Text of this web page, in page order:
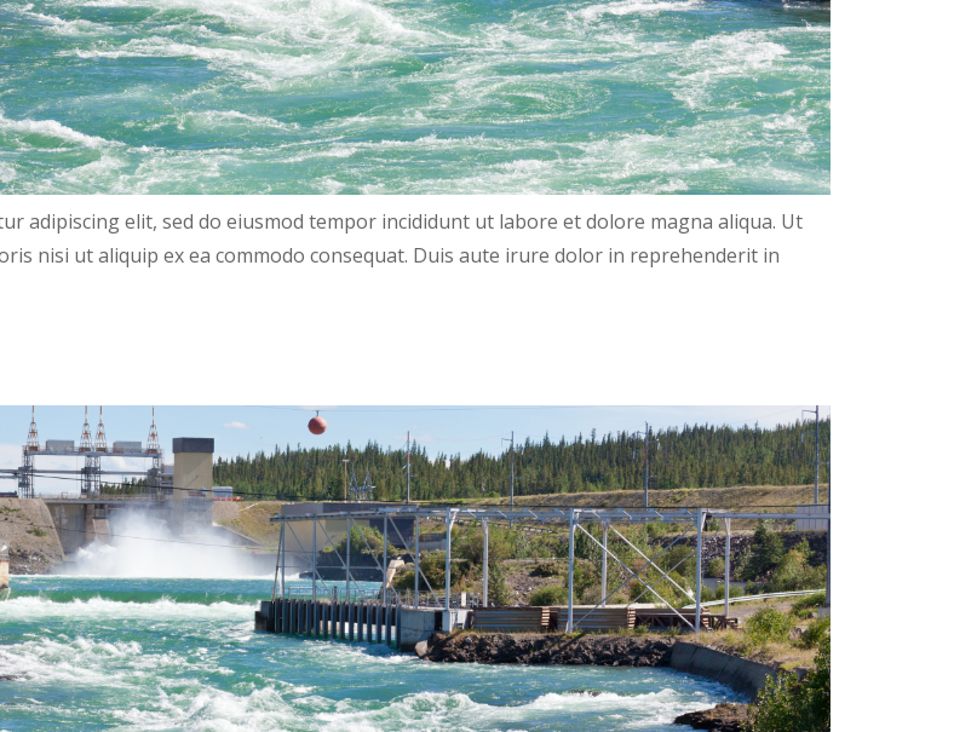
adipiscing elit, sed do eiusmod tempor incididunt ut labore et dolore magna aliqua. Ut
nisi ut aliquip ex ea commodo consequat. Duis aute irure dolor in reprehenderit in